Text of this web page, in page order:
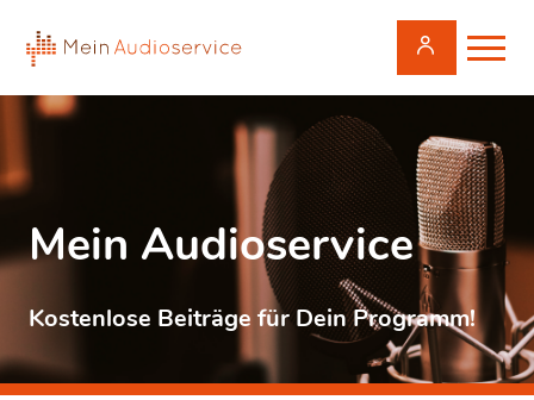
Mein Audioservice
Kostenlose Beiträge für Dein Programm!